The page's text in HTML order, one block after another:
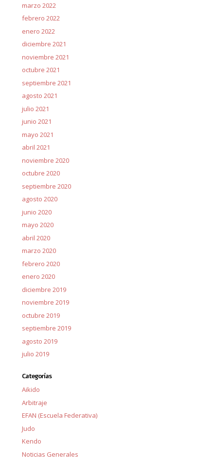
marzo 2022
febrero 2022
enero 2022
diciembre 2021
noviembre 2021
octubre 2021
septiembre 2021
agosto 2021
julio 2021
junio 2021
mayo 2021
abril 2021
noviembre 2020
octubre 2020
septiembre 2020
agosto 2020
junio 2020
mayo 2020
abril 2020
marzo 2020
febrero 2020
enero 2020
diciembre 2019
noviembre 2019
octubre 2019
septiembre 2019
agosto 2019
julio 2019
Categorías
Aikido
Arbitraje
EFAN (Escuela Federativa)
Judo
Kendo
Noticias Generales